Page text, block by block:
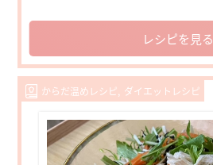
レシピを見る
からだ温めレシピ ダイエットレシピ